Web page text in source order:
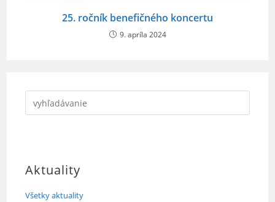
25. ročník benefičného koncertu
9. apríla 2024
Aktuality
Všetky aktuality